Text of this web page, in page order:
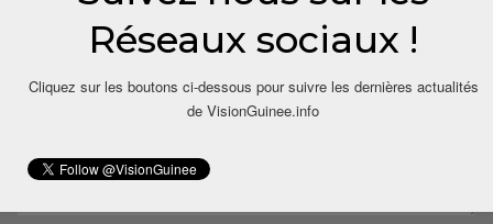
Votre adresse email ne sera pas publiée.
Réseaux sociaux !
Cliquez sur les boutons ci-dessous pour suivre les dernières actualités
de VisionGuinee.info